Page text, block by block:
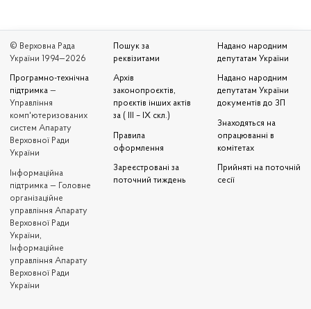
© Верховна Рада
України 1994—2026
Програмно-технічна
підтримка —
Управління
комп'ютеризованих
систем Апарату
Верховної Ради
України
Iнформаційна
підтримка — Головне
організаційне
управління Апарату
Верховної Ради
України,
Інформаційне
управління Апарату
Верховної Ради
України
Пошук за
реквізитами
Архів
законопроєктів,
проєктів інших актів
за ( III – IX скл.)
Правила
оформлення
Зареєстровані за
поточний тиждень
Надано народним
депутатам України
Надано народним
депутатам України
документів до ЗП
Знаходяться на
опрацюванні в
комітетах
Прийняті на поточній
сесії